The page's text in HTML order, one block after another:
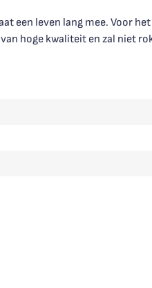
een leven lang mee. Voor
hoge kwaliteit en zal niet